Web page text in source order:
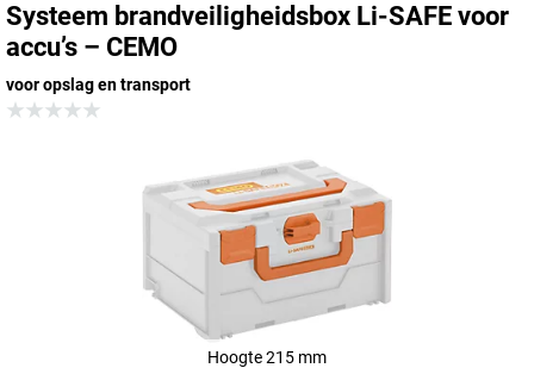
Systeem brandveiligheidsbox Li-SAFE voor
accu’s – CEMO
voor opslag en transport
Hoogte 215 mm